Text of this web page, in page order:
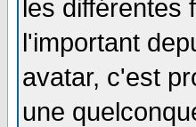
les différentes
l'important
avatar, c'est
une